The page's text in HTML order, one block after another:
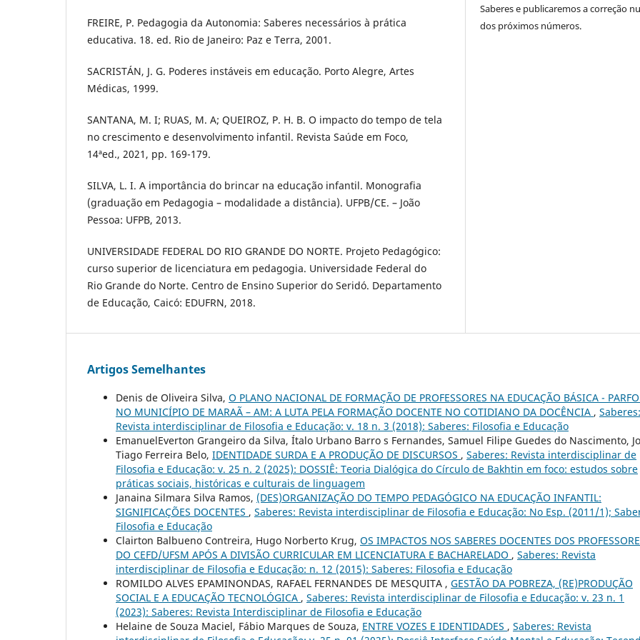
FREIRE, P. Pedagogia da Autonomia: Saberes necessários à prática
educativa. 18. ed. Rio de Janeiro: Paz e Terra, 2001.
SACRISTÁN, J. G. Poderes instáveis em educação. Porto Alegre, Artes
Médicas, 1999.
SANTANA, M. I; RUAS, M. A; QUEIROZ, P. H. B. O impacto do tempo de tela
no crescimento e desenvolvimento infantil. Revista Saúde em Foco,
14ªed., 2021, pp. 169-179.
SILVA, L. I. A importância do brincar na educação infantil. Monografia
(graduação em Pedagogia – modalidade a distância). UFPB/CE. – João
Pessoa: UFPB, 2013.
UNIVERSIDADE FEDERAL DO RIO GRANDE DO NORTE. Projeto Pedagógico:
curso superior de licenciatura em pedagogia. Universidade Federal do
Rio Grande do Norte. Centro de Ensino Superior do Seridó. Departamento
de Educação, Caicó: EDUFRN, 2018.
Saberes e publicaremos a correção
dos próximos números.
Artigos Semelhantes
Denis de Oliveira Silva, O PLANO NACIONAL DE FORMAÇÃO DE PROFESSORES NA EDUCAÇÃO BÁSICA -
NO MUNICÍPIO DE MARAÃ – AM: A LUTA PELA FORMAÇÃO DOCENTE NO COTIDIANO DA DOCÊNCIA , Saberes:
Revista interdisciplinar de Filosofia e Educação: v. 18 n. 3 (2018): Saberes: Filosofia e Educação
EmanuelEverton Grangeiro da Silva, Ítalo Urbano Barro s Fernandes, Samuel Filipe Guedes do Nascimento,
Tiago Ferreira Belo, IDENTIDADE SURDA E A PRODUÇÃO DE DISCURSOS , Saberes: Revista interdisciplinar de
Filosofia e Educação: v. 25 n. 2 (2025): DOSSIÊ: Teoria Dialógica do Círculo de Bakhtin em foco: estudos sobre
práticas sociais, históricas e culturais de linguagem
Janaina Silmara Silva Ramos, (DES)ORGANIZAÇÃO DO TEMPO PEDAGÓGICO NA EDUCAÇÃO INFANTIL:
SIGNIFICAÇÕES DOCENTES , Saberes: Revista interdisciplinar de Filosofia e Educação: No Esp. (2011/1);
Filosofia e Educação
Clairton Balbueno Contreira, Hugo Norberto Krug, OS IMPACTOS NOS SABERES DOCENTES DOS
DO CEFD/UFSM APÓS A DIVISÃO CURRICULAR EM LICENCIATURA E BACHARELADO , Saberes: Revista
interdisciplinar de Filosofia e Educação: n. 12 (2015): Saberes: Filosofia e Educação
ROMILDO ALVES EPAMINONDAS, RAFAEL FERNANDES DE MESQUITA , GESTÃO DA POBREZA, (RE)PRODUÇÃO
SOCIAL E A EDUCAÇÃO TECNOLÓGICA , Saberes: Revista interdisciplinar de Filosofia e Educação: v. 23 n. 1
(2023): Saberes: Revista Interdisciplinar de Filosofia e Educação
Helaine de Souza Maciel, Fábio Marques de Souza, ENTRE VOZES E IDENTIDADES , Saberes: Revista